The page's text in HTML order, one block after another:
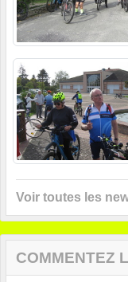
Voir toutes les
COMMENTEZ